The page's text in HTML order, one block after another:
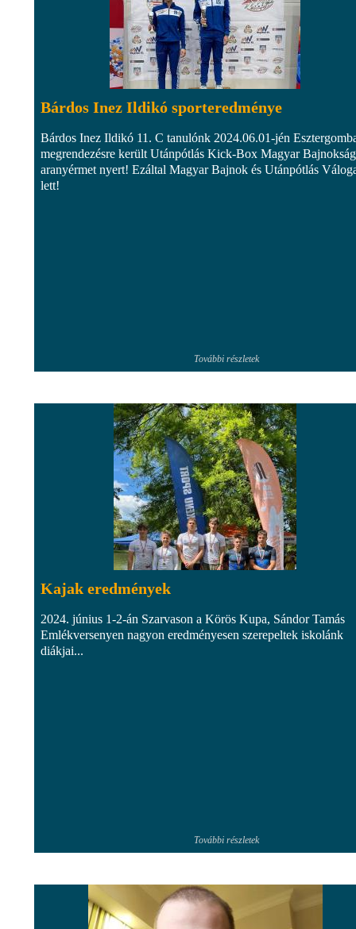
Bárdos Inez Ildikó sporteredménye
Bárdos Inez Ildikó 11. C tanulónk 2024.06.01-jén
megrendezésre került Utánpótlás Kick-Box Magyar
aranyérmet nyert! Ezáltal Magyar Bajnok és Utánpótlás
lett!
További részletek
Kajak eredmények
2024. június 1-2-án Szarvason a Körös Kupa, Sándor Tamás
Emlékversenyen nagyon eredményesen szerepeltek iskolánk
diákjai...
További részletek